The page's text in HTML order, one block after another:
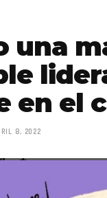
una
en el
8, 2022